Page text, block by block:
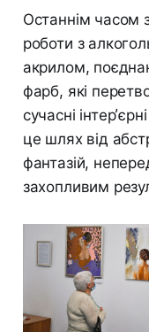
Останнім часом
роботи з
акрилом,
фарб, які
сучасні
це шлях від
фантазій,
захопливим